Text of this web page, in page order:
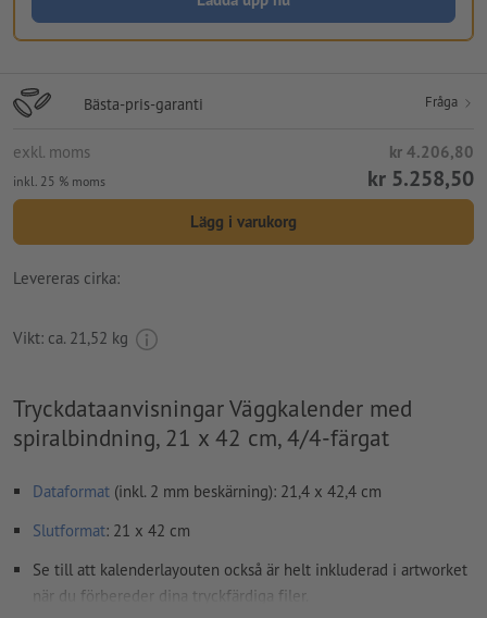
Bästa-pris-garanti Fråga
exkl. moms kr 4.206,80
inkl. 25 % moms kr 5.258,50
Lägg i varukorg
Levereras cirka:
Vikt: ca. 21,52 kg
Tryckdataanvisningar Väggkalender med
spiralbindning, 21 x 42 cm, 4/4-färgat
Dataformat (inkl. 2 mm beskärning): 21,4 x 42,4 cm
Slutformat: 21 x 42 cm
Se till att kalenderlayouten också är helt inkluderad i artworket
när du förbereder dina tryckfärdiga filer.